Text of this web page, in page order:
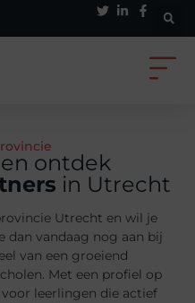
ontdek
in Utrecht
Utrecht en wil je
dan vandaag nog aan bij
van een groeiend
Met een profiel op
leerlingen die actief